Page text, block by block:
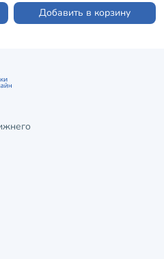
Добавить в корзину